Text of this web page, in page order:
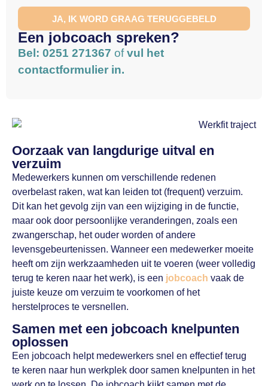
JA, IK WORD GRAAG TERUGGEBELD
Een jobcoach spreken?
Bel: 0251 271367 ofvul het
contactformulier in.
Oorzaak van langdurige uitval en
verzuim
Medewerkers kunnen om verschillende redenen
overbelast raken, wat kan leiden tot (frequent) verzuim.
Dit kan het gevolg zijn van een wijziging in de functie,
maar ook door persoonlijke veranderingen, zoals een
zwangerschap, het ouder worden of andere
levensgebeurtenissen. Wanneer een medewerker moeite
heeft om zijn werkzaamheden uit te voeren (weer volledig
terug te keren naar het werk), is een jobcoach vaak de
juiste keuze om verzuim te voorkomen of het
herstelproces te versnellen.
Samen met een jobcoach knelpunten
oplossen
Een jobcoach helpt medewerkers snel en effectief terug
te keren naar hun werkplek door samen knelpunten in het